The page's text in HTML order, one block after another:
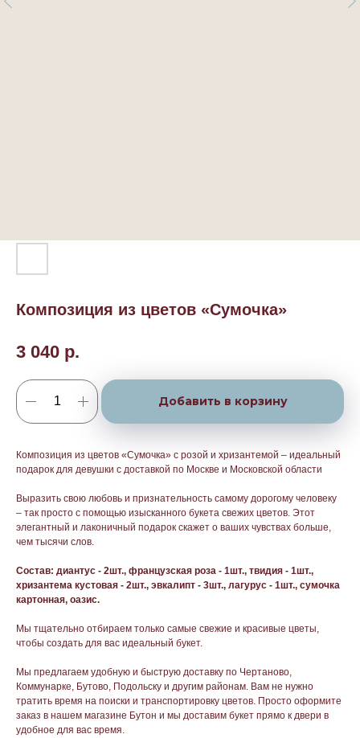
Композиция из цветов «Сумочка»
3 040 р.
Добавить в корзину
Композиция из цветов «Сумочка» с розой и хризантемой – идеальный
подарок для девушки с доставкой по Москве и Московской области
Выразить свою любовь и признательность самому дорогому человеку
– так просто с помощью изысканного букета свежих цветов. Этот
элегантный и лаконичный подарок скажет о ваших чувствах больше,
чем тысячи слов.
Состав: диантус - 2шт., французская роза - 1шт., твидия - 1шт.,
хризантема кустовая - 2шт., эвкалипт - 3шт., лагурус - 1шт., сумочка
картонная, оазис.
Мы тщательно отбираем только самые свежие и красивые цветы,
чтобы создать для вас идеальный букет.
Мы предлагаем удобную и быструю доставку по Чертаново,
Коммунарке, Бутово, Подольску и другим районам. Вам не нужно
тратить время на поиски и транспортировку цветов. Просто оформите
заказ в нашем магазине Бутон и мы доставим букет прямо к двери в
удобное для вас время.